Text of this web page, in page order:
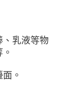
乳液等物
。